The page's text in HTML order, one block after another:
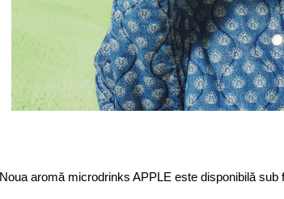
Noua aromă microdrinks APPLE este disponibilă